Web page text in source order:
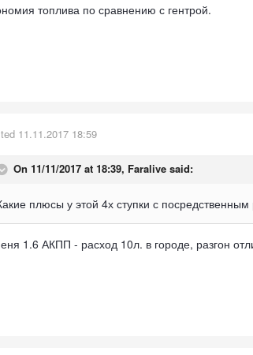
топлива по сравнению с гентрой.
11.11.2017 18:59
On 11/11/2017 at 18:39, Faralive said:
плюсы у этой 4х ступки с
1.6 АКПП - расход 10л. в городе, разгон